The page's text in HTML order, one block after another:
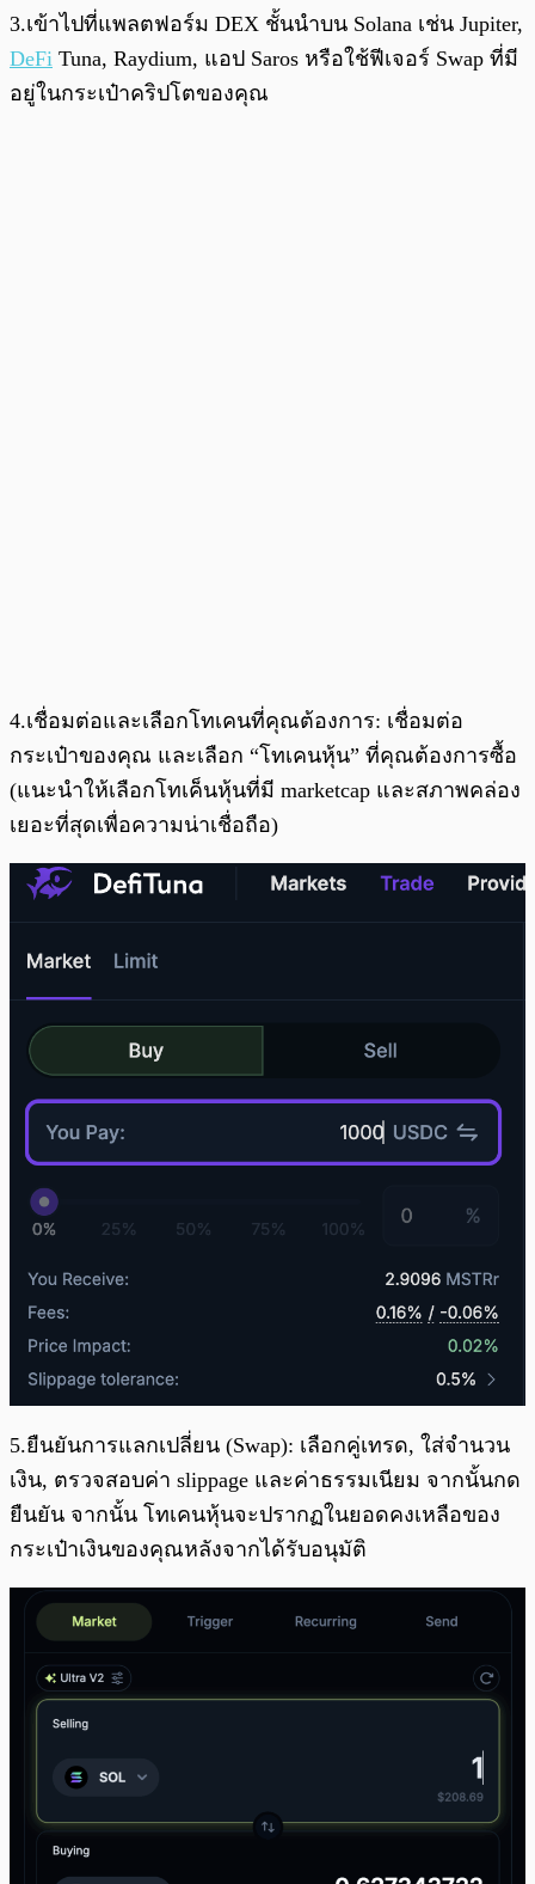
3.เข้าไปที่แพลตฟอร์ม DEX ชั้นนำบน Solana เช่น Jupiter,
DeFi Tuna, Raydium, แอป Saros หรือใช้ฟีเจอร์ Swap ที่มี
อยู่ในกระเป๋าคริปโตของคุณ
4.เชื่อมต่อและเลือกโทเคนที่คุณต้องการ: เชื่อมต่อ
กระเป๋าของคุณ และเลือก “โทเคนหุ้น” ที่คุณต้องการซื้อ
(แนะนำให้เลือกโทเค็นหุ้นที่มี marketcap และสภาพคล่อง
เยอะที่สุดเพื่อความน่าเชื่อถือ)
5.ยืนยันการแลกเปลี่ยน (Swap): เลือกคู่เทรด, ใส่จำนวน
เงิน, ตรวจสอบค่า slippage และค่าธรรมเนียม จากนั้นกด
ยืนยัน จากนั้น โทเคนหุ้นจะปรากฏในยอดคงเหลือของ
กระเป๋าเงินของคุณหลังจากได้รับอนุมัติ